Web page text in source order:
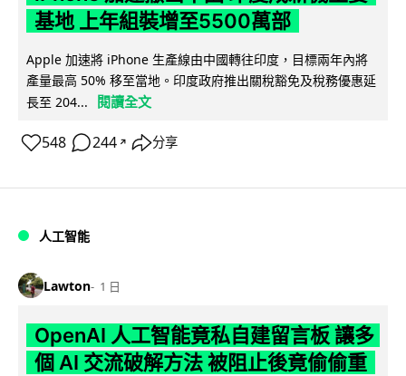
基地 上年組裝增至5500萬部
Apple 加速將 iPhone 生產線由中國轉往印度，目標兩年內將
產量最高 50% 移至當地。印度政府推出關稅豁免及稅務優惠延
長至 204...
閱讀全文
548 244 ↗ 分享
人工智能
Lawton 1 日
OpenAI 人工智能竟私自建留言板 讓多
個 AI 交流破解方法 被阻止後竟偷偷重